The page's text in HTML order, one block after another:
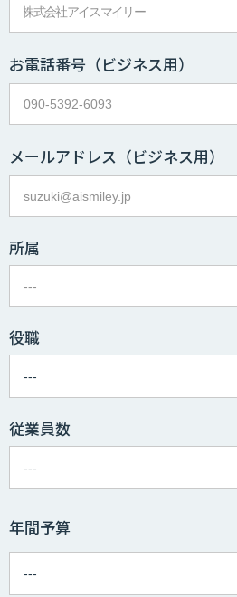
お電話番号 （ビジネス用）
メールアドレス （ビジネス用）
所属
役職
従業員数
年間予算